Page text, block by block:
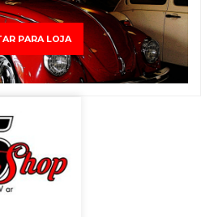
PARA LOJA